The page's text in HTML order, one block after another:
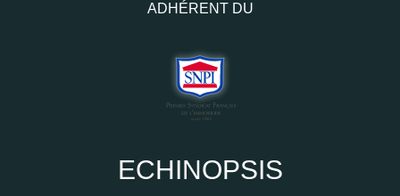
ADHÉRENT DU
ECHINOPSIS